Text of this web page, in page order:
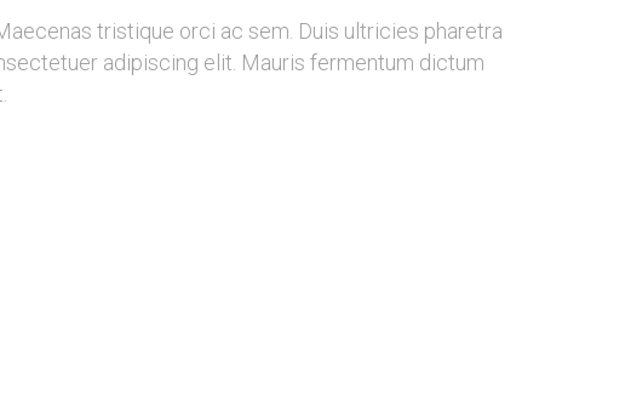
tristique orci ac sem. Duis ultricies pharetra
adipiscing elit. Mauris fermentum dictum